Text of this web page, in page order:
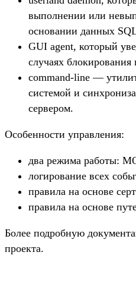
выполнении или
основании данных
GUI agent, который
случаях
command-line —
системой и
сервером.
Особенности управления:
два режима работы:
логирование всех
правила на основе
правила на основе
Более подробную
проекта.